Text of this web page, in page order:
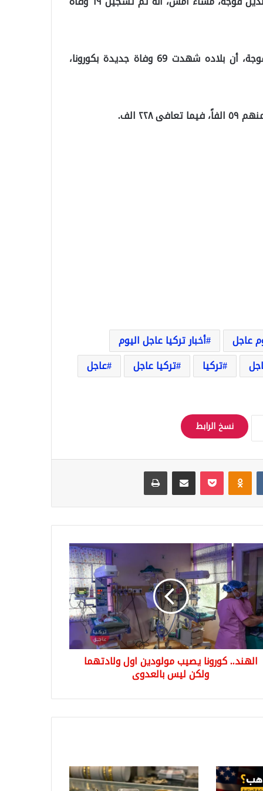
وفي وقت سابق الجمعة، أعلن وزير الصحة فخر الدين قوجة، أن بلاده شهدت 69 وفاة جديدة بكورونا،
عاجل
أخبار تركيا عاجل اليوم
تركيا تركيا عاجل عاجل
نسخ الرابط
Odnoklassniki
‫Pocket مشاركة عبر البريد طباعة
الهند.. كورونا يصيب مولودين اول ولادتهما
ولكن ليس بالعدوى